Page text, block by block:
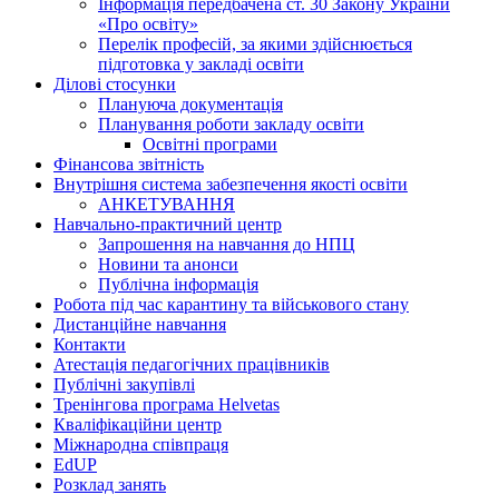
Інформація передбачена ст. 30 Закону України
«Про освіту»
Перелік професій, за якими здійснюється
підготовка у закладі освіти
Ділові стосунки
Плануюча документація
Планування роботи закладу освіти
Освітні програми
Фінансова звітність
Внутрішня система забезпечення якості освіти
АНКЕТУВАННЯ
Навчально-практичний центр
Запрошення на навчання до НПЦ
Новини та анонси
Публічна інформація
Робота під час карантину та військового стану
Дистанційне навчання
Контакти
Атестація педагогічних працівників
Публічні закупівлі
Тренінгова програма Helvetas
Кваліфікаційни центр
Міжнародна співпраця
EdUР
Розклад занять